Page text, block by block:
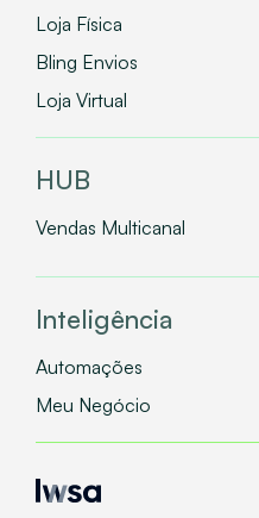
Loja Física
Bling Envios
Loja Virtual
HUB
Vendas Multicanal
Inteligência
Automações
Meu Negócio